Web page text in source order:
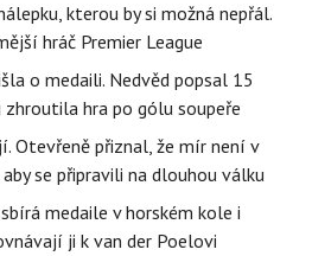
kterou by si možná nepřál.
hráč Premier League
o medaili. Nedvěd popsal 15
hra po gólu soupeře
Otevřeně přiznal, že mír není v
se připravili na dlouhou válku
medaile v horském kole i
ji k van der Poelovi